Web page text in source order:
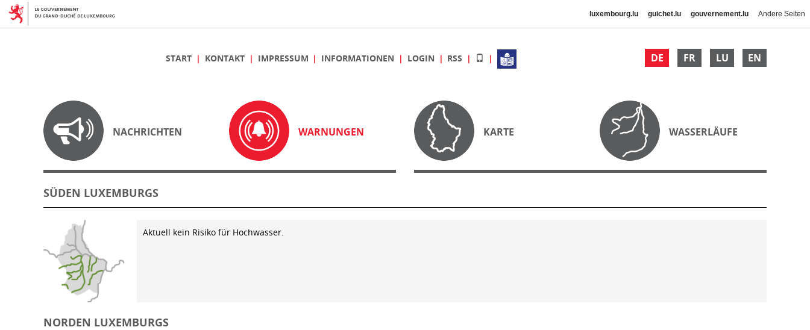
luxembourg.lu guichet.lu gouvernement.lu Andere Seiten
DE FR LU EN
START KONTAKT IMPRESSUM INFORMATIONEN LOGIN RSS
NACHRICHTEN WARNUNGEN KARTE WASSERLÄUFE
SÜDEN LUXEMBURGS
Aktuell kein Risiko für Hochwasser.
NORDEN LUXEMBURGS